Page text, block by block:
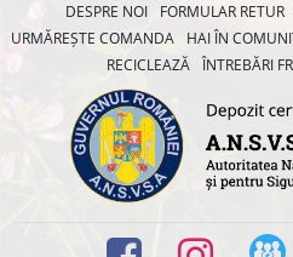
DESPRE NOI FORMULAR RETUR
URMĂREȘTE COMANDA
HAI ÎN
RECICLEAZĂ ÎNTREBĂRI